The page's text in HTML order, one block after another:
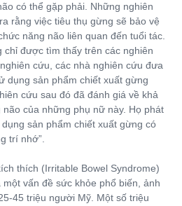
có thể gặp phải. Những nghiên
rằng việc tiêu thụ gừng sẽ bảo vệ
năng não liên quan đến tuổi tác.
chỉ được tìm thấy trên các nghiên
cứu, các nhà nghiên cứu đưa
dụng sản phẩm chiết xuất gừng
cứu sau đó đã đánh giá về khả
của những phụ nữ này. Họ phát
sản phẩm chiết xuất gừng có
trí nhớ”.
thích (Irritable Bowel Syndrome)
vấn đề sức khỏe phổ biến, ảnh
45 triệu người Mỹ. Một số triệu